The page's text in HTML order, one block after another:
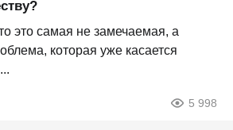
это самая не замечаемая, а
которая уже касается
5 998